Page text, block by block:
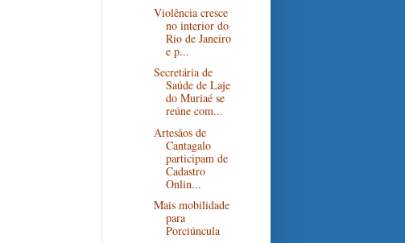
Violência cresce
no interior do
Rio de Janeiro
e p...
Secretária de
Saúde de Laje
do Muriaé se
reúne com...
Artesãos de
Cantagalo
participam de
Cadastro
Onlin...
Mais mobilidade
para
Porciúncula